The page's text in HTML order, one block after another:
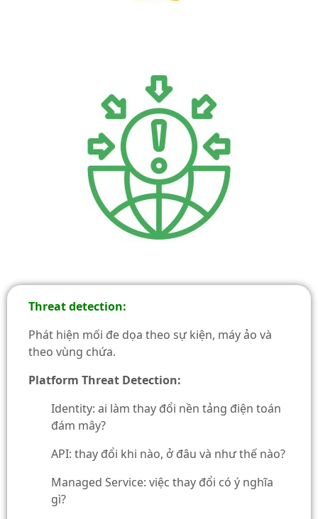
Threat detection:
Phát hiện mối đe dọa theo sự kiện, máy ảo và
theo vùng chứa.
Platform Threat Detection:
Identity: ai làm thay đổi nền tảng điện toán
đám mây?
API: thay đổi khi nào, ở đâu và như thế nào?
Managed Service: việc thay đổi có ý nghĩa
gì?